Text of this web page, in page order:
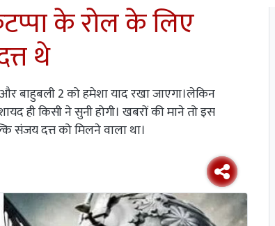
के रोल के लिए
थे
बाहुबली 2 को हमेशा याद रखा जाएगा।लेकिन
ही किसी ने सुनी होगी। खबरों की माने तो इस
संजय दत्त को मिलने वाला था।